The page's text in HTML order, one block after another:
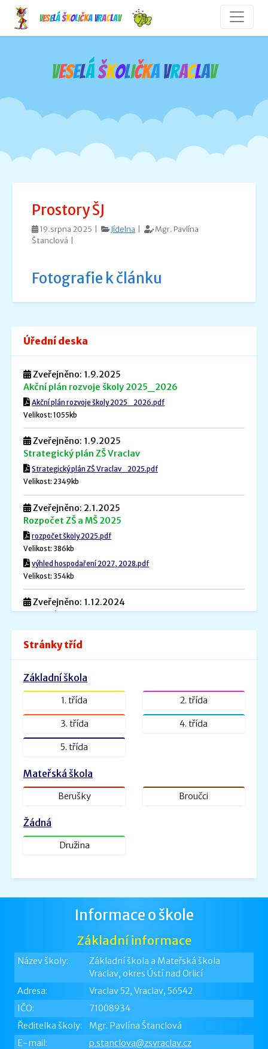
Veselá školička Vraclav
Veseláškolička Vraclav
Prostory ŠJ
19.srpna 2025 | Jídelna |
Mgr. Pavlína
Štanclová |
Fotografie k článku
Úřední deska
Zveřejněno: 1.9.2025
Akční plán rozvoje školy 2025_2026
Akční plán rozvoje školy 2025_2026.pdf
Velikost: 1055kb
Zveřejněno: 1.9.2025
Strategický plán ZŠ Vraclav
Strategický plán ZŠ Vraclav_2025.pdf
Velikost: 2349kb
Zveřejněno: 2.1.2025
Rozpočet ZŠ a MŠ 2025
rozpočet školy 2025.pdf
Velikost: 386kb
výhled hospodaření 2027, 2028.pdf
Velikost: 354kb
Zveřejněno: 1.12.2024
Povinné informace
Povinné informace.pdf
Velikost: 240kb
ŠVP PV _ MŠ Rybička
ŠVP PV Rybička_web.doc.pdf
Zveřejněno: 31.1.2022
ŠVP - Veselá školička
Velikost: 2227kb
Stránky tříd
Základní škola
1. třída 2. třída
3. třída 4. třída
5. třída
Mateřská škola
Berušky Broučci
Žádná
Družina
Informace o škole
Základní informace
Název školy:
Základní škola a Mateřská škola
Vraclav, okres Ústí nad Orlicí
Adresa:
Vraclav 52, Vraclav, 56542
IČO:
71008934
Ředitelka školy:
Mgr. Pavlína Štanclová
E-mail:
p.stanclova@zsvraclav.cz